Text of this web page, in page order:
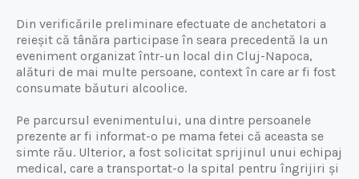
Din verificările preliminare efectuate de anchetatori a
reieșit că tânăra participase în seara precedentă la un
eveniment organizat într-un local din Cluj-Napoca,
alături de mai multe persoane, context în care ar fi fost
consumate băuturi alcoolice.
Pe parcursul evenimentului, una dintre persoanele
prezente ar fi informat-o pe mama fetei că aceasta se
simte rău. Ulterior, a fost solicitat sprijinul unui echipaj
medical, care a transportat-o la spital pentru îngrijiri și